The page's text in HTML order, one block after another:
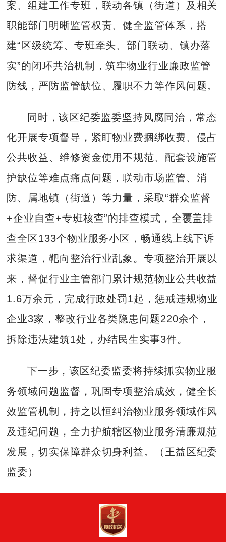
案、组建工作专班，联动各镇（街道）及相关
职能部门明晰监管权责、健全监管体系，搭
建“区级统筹、专班牵头、部门联动、镇办落
实”的闭环共治机制，筑牢物业行业廉政监管
防线，严防监管缺位、履职不力等作风问题。
同时，该区纪委监委坚持风腐同治，常态
化开展专项督导，紧盯物业费捆绑收费、侵占
公共收益、维修资金使用不规范、配套设施管
护缺位等难点痛点问题，联动市场监管、消
防、属地镇（街道）等力量，采取“群众监督
+企业自查+专班核查”的排查模式，全覆盖排
查全区133个物业服务小区，畅通线上线下诉
求渠道，靶向整治行业乱象。专项整治开展以
来，督促行业主管部门累计规范物业公共收益
1.6万余元，完成行政处罚1起，惩戒违规物业
企业3家，整改行业各类隐患问题220余个，
拆除违法建筑1处，办结民生实事3件。
下一步，该区纪委监委将持续抓实物业服
务领域问题监督，巩固专项整治成效，健全长
效监管机制，持之以恒纠治物业服务领域作风
及违纪问题，全力护航辖区物业服务清廉规范
发展，切实保障群众切身利益。（王益区纪委
监委）